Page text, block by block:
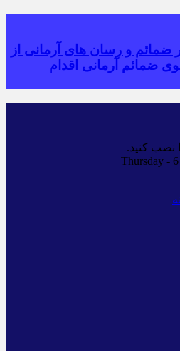
ضمائم و رسان های آرمانی از
ضمائم آرمانی اقدام
نصب کنید.